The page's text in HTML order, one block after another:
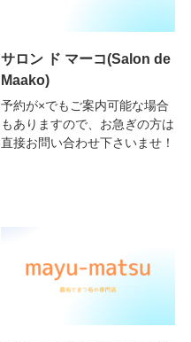
サロン ド マーコ(Salon de
Maako)
予約が×でもご案内可能な場合
もありますので、お急ぎの方は
直接お問い合わせ下さいませ！